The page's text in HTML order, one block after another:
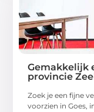
Gemakkelijk
provincie
Zoek je een fijne
voorzien in Goes,